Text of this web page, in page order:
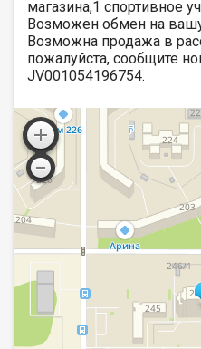
магазина,1 спортивное
Возможен обмен на
Возможна продажа в
пожалуйста, сообщите
JV001054196754.